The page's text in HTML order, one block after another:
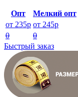
Опт Мелкий опт
от 235р от 245р
0
0
Быстрый заказ